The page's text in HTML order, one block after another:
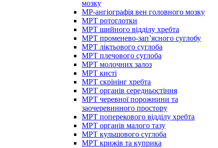
мозку
МР-ангіографія вен головного мозку
МРТ ротоглотки
МРТ шийного відділу хребта
МРТ променево-зап’ясного суглобу
МРТ ліктьового суглоба
МРТ плечового суглоба
МРТ молочних залоз
МРТ кисті
МРТ скрінінг хребта
МРТ органів середньостіння
МРТ черевної порожнини та
заочеревинного простору
МРТ поперекового відділу хребта
МРТ органів малого тазу
МРТ кульшового суглоба
МРТ крижів та куприка